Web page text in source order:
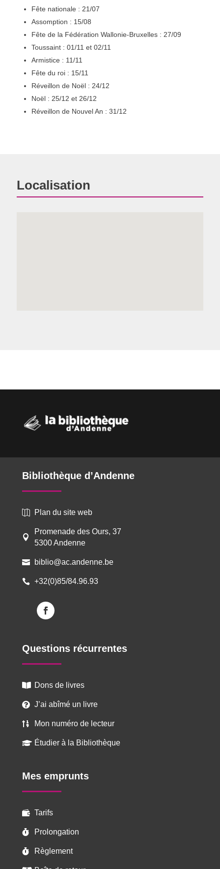
Fête nationale : 21/07
Assomption : 15/08
Fête de la Fédération Wallonie-Bruxelles : 27/09
Toussaint : 01/11 et 02/11
Armistice : 11/11
Fête du roi : 15/11
Réveillon de Noël : 24/12
Noël : 25/12 et 26/12
Réveillon de Nouvel An : 31/12
Localisation
Bibliothèque d’Andenne
 Plan du site web

Promenade des Ours, 37
5300 Andenne
 biblio@ac.andenne.be
 +32(0)85/84.96.93
Questions récurrentes
 Dons de livres
 J’ai abîmé un livre
 Mon numéro de lecteur
 Étudier à la Bibliothèque
Mes emprunts
 Tarifs
 Prolongation
 Règlement